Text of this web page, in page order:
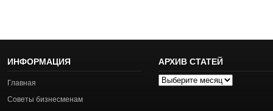
ИНФОРМАЦИЯ
Главная
Советы бизнесменам
АРХИВ СТАТЕЙ
Архив